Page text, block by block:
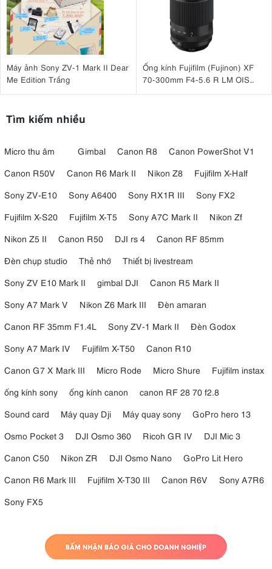
5. 11 hiệu ứng ánh sáng đặc biệt
Để hỗ trợ quá trình sản xuất nội dung đa dạng hơn, Godox SL-60 II
tình huống thực tế như:
Flash
TV
Và nhiều hiệu ứng điện ảnh khác
Các hiệu ứng này giúp người dùng dễ dàng tạo ra những cảnh quay
phức tạp trong hậu kỳ.
Máy ảnh Sony ZV-1 Mark II Dear
Me Edition Trắng
Ống kính Fujifilm (Fujinon) XF
70-300mm F4-5.6 R LM OIS
Tìm kiếm nhiều
Micro thu âm Gimbal Canon R8
Canon PowerShot V1
Canon R50V
Canon R6 Mark II Nikon Z8
Fujifilm X-Half
Sony ZV-E10
Sony A6400 Sony RX1R III
Sony FX2
Fujifilm X-S20
Fujifilm X-T5 Sony A7C Mark II
Nikon Zf
Nikon Z5 II
Canon R50 DJI rs 4
Canon RF 85mm
Đèn chụp studio
Thẻ nhớ
Thiết bị livestream
Sony ZV E10 Mark II
gimbal DJI
Canon R5 Mark II
Sony A7 Mark V
Nikon Z6 Mark III
Đèn amaran
Canon RF 35mm F1.4L
Sony ZV-1 Mark II
Đèn Godox
Sony A7 Mark IV
Fujifilm X-T50
Canon R10
Canon G7 X Mark III
Micro Rode Micro Shure
Fujifilm instax
ống kính sony
ống kính canon
canon RF 28 70 f2.8
Sound card
Máy quay Dji Máy quay sony
GoPro hero 13
Osmo Pocket 3
DJI Osmo 360 Ricoh GR IV
DJI Mic 3
Canon C50
Nikon ZR DJI Osmo Nano
GoPro Lit Hero
Canon R6 Mark III
Fujifilm X-T30 III Canon R6V
Sony A7R6
Sony FX5